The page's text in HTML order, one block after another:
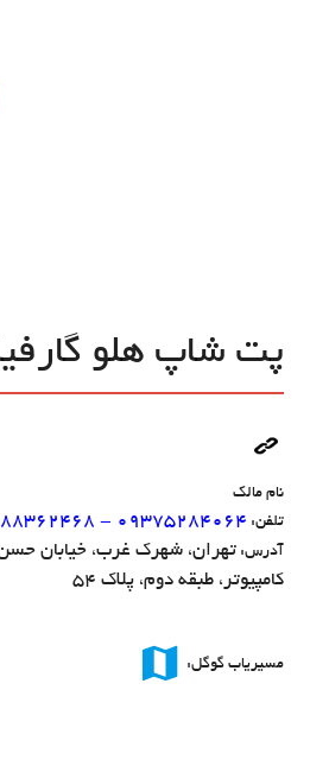
پت شاپ هلو
نام مالک
تلفن: ۰۲۱۸۸۳۶۲۴۶۸ -
آدرس:تهران، شهرک غرب، خیابان
کامپیوتر، طبقه دوم، پلاک 54
مسیریاب گوگل: map